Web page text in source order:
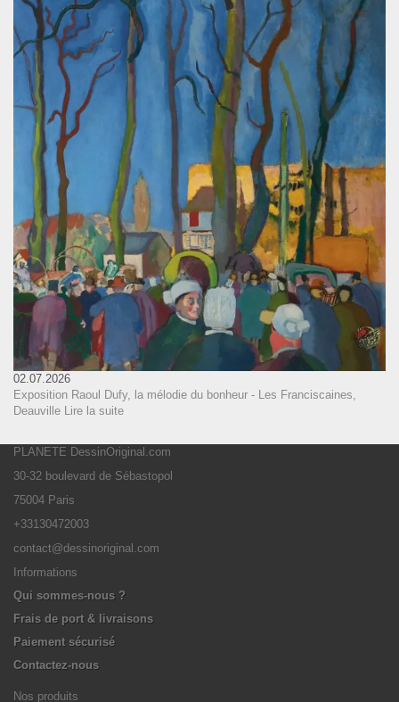
02.07.2026
Exposition Raoul Dufy, la mélodie du bonheur - Les Franciscaines,
Deauville Lire la suite
PLANETE DessinOriginal.com
30-32 boulevard de Sébastopol
75004 Paris
+33130472003
contact@dessinoriginal.com
Informations
Qui sommes-nous ?
Frais de port & livraisons
Paiement sécurisé
Contactez-nous
Nos produits